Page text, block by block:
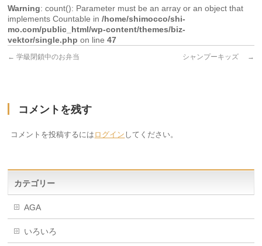
Warning: count(): Parameter must be an array or an object that
implements Countable in/home/shimocco/shi-
mo.com/public_html/wp-content/themes/biz-
vektor/single.php on line47
← 学級閉鎖中のお弁当 シャンプーキッズ →
コメントを残す
コメントを投稿するには ログイン してください。
カテゴリー
AGA
いろいろ